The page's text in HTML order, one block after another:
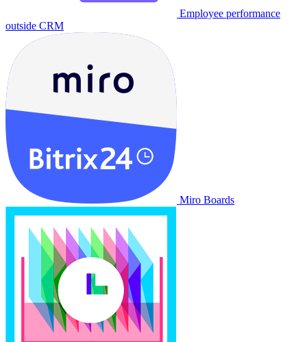
Employee performance
outside CRM
Miro Boards